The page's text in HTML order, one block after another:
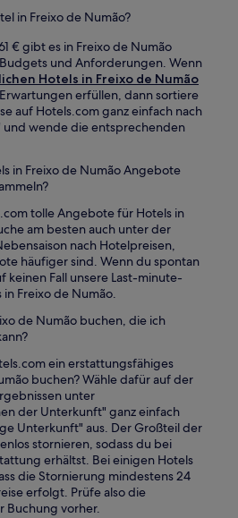
in Freixo de Numão?
€ gibt es in Freixo de Numão
und Anforderungen. Wenn
Hotels in Freixo de Numão
erfüllen, dann sortiere
auf Hotels.com ganz einfach nach
und wende die entsprechenden
in Freixo de Numão Angebote
tolle Angebote für Hotels in
am besten auch unter der
nach Hotelpreisen,
häufiger sind. Wenn du spontan
keinen Fall unsere Last-minute-
Freixo de Numão.
de Numão buchen, die ich
ein erstattungsfähiges
buchen? Wähle dafür auf der
unter
der Unterkunft" ganz einfach
Unterkunft" aus. Der Großteil der
stornieren, sodass du bei
erhältst. Bei einigen Hotels
die Stornierung mindestens 24
erfolgt. Prüfe also die
Buchung vorher.